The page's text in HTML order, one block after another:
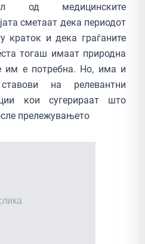
од медицинските
сметаат дека периодот
краток и дека граѓаните
тогаш имаат природна
им е потребна. Но, има и
на релевантни
кои сугерираат што
прележувањето